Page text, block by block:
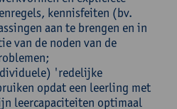
kennisfeiten (bv.
aan te brengen en in
van de noden van de
'redelijke
opdat een leerling met
leercapaciteiten optimaal